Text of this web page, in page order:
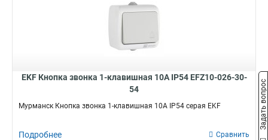
EKF Кнопка звонка 1-клавишная 10А IP54 EFZ10-026-30-
54
Мурманск Кнопка звонка 1-клавишная 10А IP54 серая EKF
Подробнее Сравнить
Задать вопрос